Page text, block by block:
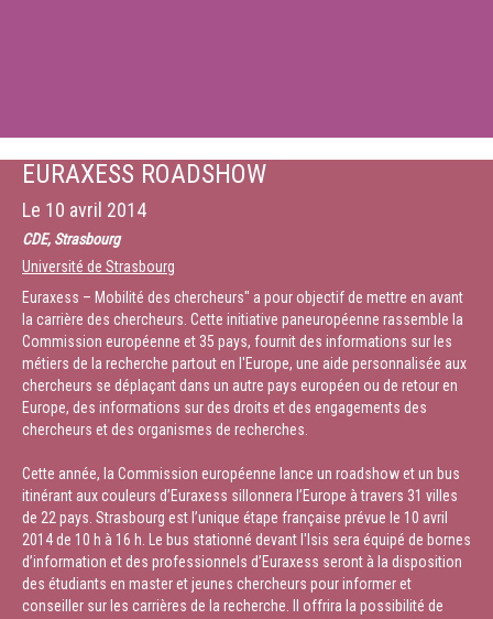
EURAXESS ROADSHOW
Le 10 avril 2014
CDE, Strasbourg
Université de Strasbourg
Euraxess – Mobilité des chercheurs" a pour objectif de mettre en avant
la carrière des chercheurs. Cette initiative paneuropéenne rassemble la
Commission européenne et 35 pays, fournit des informations sur les
métiers de la recherche partout en l'Europe, une aide personnalisée aux
chercheurs se déplaçant dans un autre pays européen ou de retour en
Europe, des informations sur des droits et des engagements des
chercheurs et des organismes de recherches.
Cette année, la Commission européenne lance un roadshow et un bus
itinérant aux couleurs d’Euraxess sillonnera l’Europe à travers 31 villes
de 22 pays. Strasbourg est l’unique étape française prévue le 10 avril
2014 de 10 h à 16 h. Le bus stationné devant l'Isis sera équipé de bornes
d’information et des professionnels d’Euraxess seront à la disposition
des étudiants en master et jeunes chercheurs pour informer et
conseiller sur les carrières de la recherche. Il offrira la possibilité de